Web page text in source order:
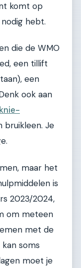
komt op
hebt.
die de WMO
een tillift
een
ook aan
bruikleen. Je
maar het
is
2023/2024,
om meteen
met de
soms
moet je